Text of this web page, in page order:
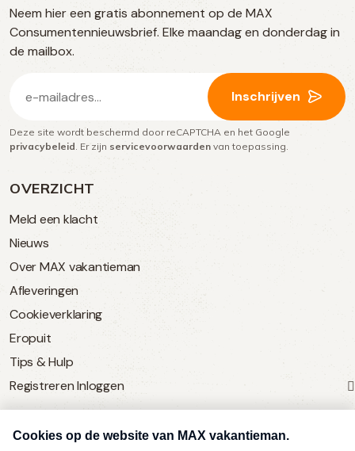
OVERZICHT
Meld een klacht
Nieuws
Over MAX vakantieman
Afleveringen
Cookieverklaring
Eropuit
Tips & Hulp
Registreren Inloggen
SERVICE
social
media
Neem hier een gratis abonnement op de MAX
Consumentennieuwsbrief. Elke maandag en donderdag in
de mailbox.
mailadres
(Vereist)
Inschrijven
Deze site wordt beschermd door reCAPTCHA en het Google
privacybeleid . Er zijn servicevoorwaarden van toepassing.